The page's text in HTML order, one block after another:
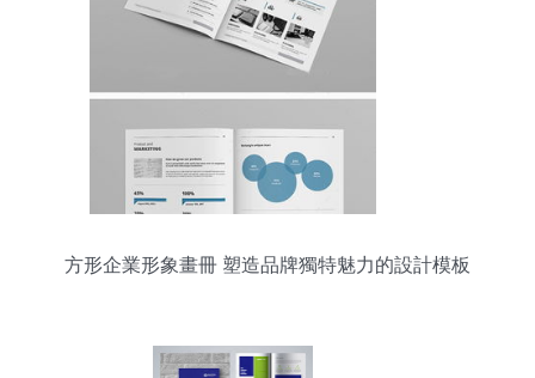
方形企業形象畫冊 塑造品牌獨特魅力的設計模板